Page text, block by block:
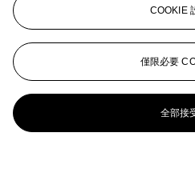
COOKIE
僅限必要
全部接